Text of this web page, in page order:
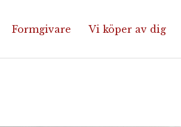
Formgivare Vi köper av dig